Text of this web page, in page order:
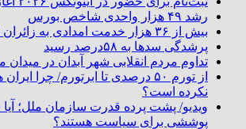
رشد ۴۹ هزار واحدی شاخص بورس
بیش از ۳۶ هزار خدمت امدادی به زائران اربعین ارائه شد
پرشدگی سدها به ۵۸درصد رسید
تداوم مردم انقلابی شهر آبدان در
از تورم ۵۰ درصدی تا ابرتورم/ چرا
نکرده است؟
ویدیو/ پشت پرده قدرت سازمان ملل؛
پوششی برای سیاست هستند؟